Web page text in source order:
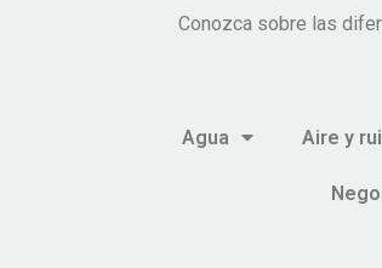
Conozca sobre las
Agua Aire y